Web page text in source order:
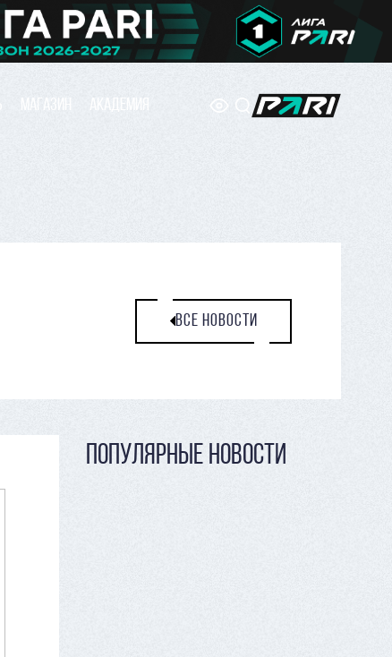
МАГАЗИН АКАДЕМИЯ
ВСЕ НОВОСТИ
ПОПУЛЯРНЫЕ НОВОСТИ